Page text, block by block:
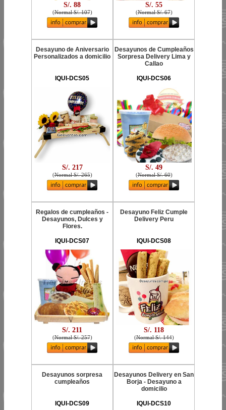
S/. 88
(Normal S/. 107)
S/. 55
(Normal S/. 67)
Desayuno de Aniversario
Personalizados a domicilio
IQUI-DCS05
S/. 217
(Normal S/. 265)
Desayunos de Cumpleaños
Sorpresa Delivery Lima y
Callao
IQUI-DCS06
S/. 49
(Normal S/. 60)
Regalos de cumpleaños -
Desayunos, Dulces y
Flores.
IQUI-DCS07
S/. 211
(Normal S/. 257)
Desayuno Feliz Cumple
Delivery Peru
IQUI-DCS08
S/. 118
(Normal S/. 144)
Desayunos sorpresa
cumpleaños
IQUI-DCS09
Desayunos Delivery en San
Borja - Desayuno a
domicilio
IQUI-DCS10